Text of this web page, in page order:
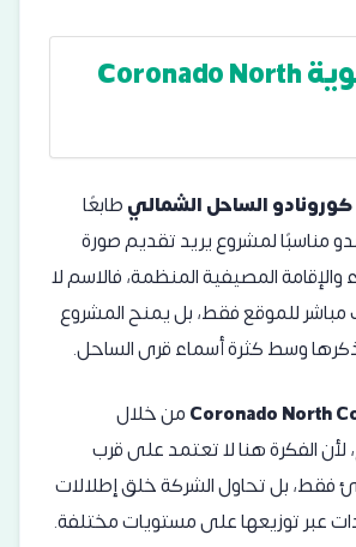
اسم وهوية Coronado North
الساحل الشماليطابعًا
مناسبًا لمشروع يريد تقديم صورة
والإقامة المصيفية المنظمة، فالاسم لا
للموقع فقط، بل يمنح المشروع
وسط كثرة أسماء قرى الساحل.
Coronado Northمن خلال
لأن الفكرة هنا لا تعتمد على قرب
فقط، بل تحاول الشركة خلق إطلالات
عبر توزيعها على مستويات مختلفة.